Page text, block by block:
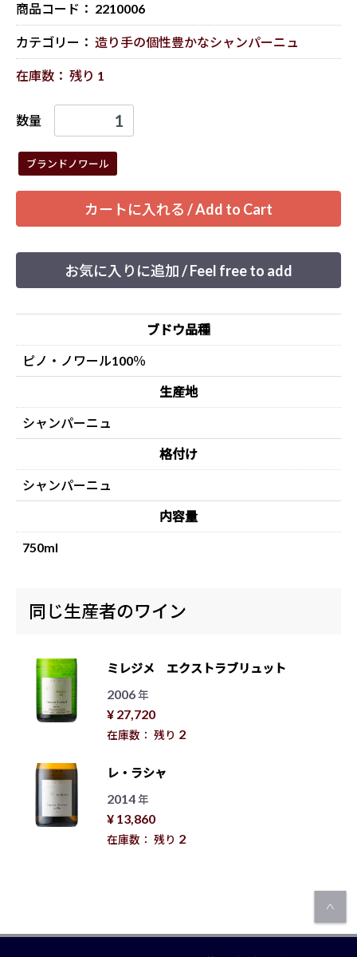
商品コード： 2210006
カテゴリー： 造り手の個性豊かなシャンパーニュ
在庫数： 残り 1
数量
ブランドノワール
カートに入れる / Add to Cart
お気に入りに追加 / Feel free to add
ブドウ品種
ピノ・ノワール100％
生産地
シャンパーニュ
格付け
シャンパーニュ
内容量
750ml
同じ生産者のワイン
ミレジメ エクストラブリュット
2006年
¥ 27,720
在庫数： 残り 2
レ・ラシャ
2014年
¥ 13,860
在庫数： 残り 2